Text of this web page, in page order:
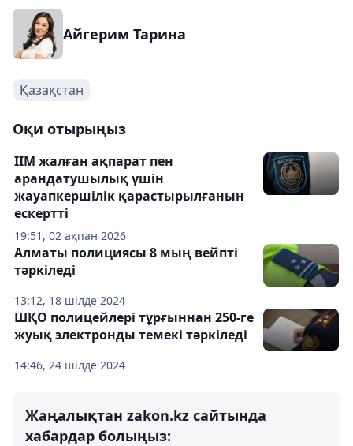
Айгерим Тарина
Қазақстан
Оқи отырыңыз
19:51, 02 ақпан 2026
ІІМ жалған ақпарат пен
арандатушылық үшін
жауапкершілік қарастырылғанын
ескертті
13:12, 18 шілде 2024
Алматы полициясы 8 мың вейпті
тәркіледі
14:46, 24 шілде 2024
ШҚО полицейлері тұрғыннан 250-ге
жуық электронды темекі тәркіледі
Жаңалықтан zakon.kz сайтында
хабардар болыңыз: